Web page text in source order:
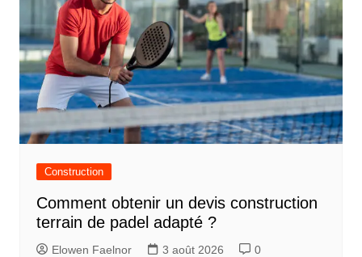
Construction
Comment obtenir un devis construction
terrain de padel adapté ?
Elowen Faelnor 3 août 2026 0